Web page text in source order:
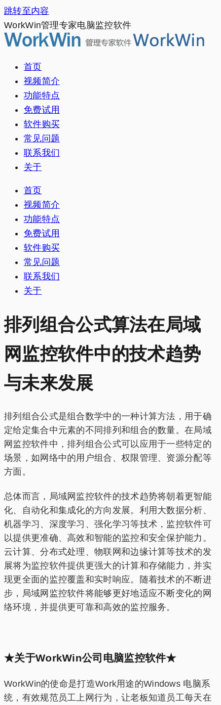
跳转至内容
WorkWin管理专家电脑监控软件
首页
视频简介
功能特点
免费试用
软件购买
常见问题
联系我们
关于
首页
视频简介
功能特点
免费试用
软件购买
常见问题
联系我们
关于
排列组合公式算法在局域
网监控软件中的技术趋势
与未来发展
排列组合公式是组合数学中的一种计算方法，用于确
定给定集合中元素的不同排列和组合的数量。在局域
网监控软件中，排列组合公式可以应用于一些特定的
场景，如网络中的用户组合、权限管理、资源分配等
方面。
总体而言，局域网监控软件的技术趋势将朝着更智能
化、自动化和集成化的方向发展。利用大数据分析、
机器学习、深度学习、强化学习等技术，监控软件可
以提供更准确、高效和智能的监控和安全保护能力。
云计算、分布式处理、物联网和边缘计算等技术的发
展将为监控软件提供更强大的计算和存储能力，并实
现更全面的监控覆盖和实时响应。随着技术的不断进
步，局域网监控软件将能够更好地适应不断变化的网
络环境，并提供更可靠和高效的监控服务。
★关于WorkWin公司电脑监控软件★
WorkWin的使命是打造Work用途的Windows 电脑系
统，有效规范员工上网行为，让老板知道员工每天在